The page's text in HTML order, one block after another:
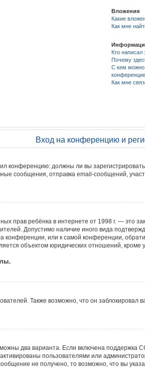
Вложения
Какие
Как мне
Кто
Почему
С кем можно
Как мне
Вход на конференцию и
конференцию: должны ли вы
сообщения, отправка email-сообщений,
прав ребёнка в интернете от 1998 г. —
Допустимо наличие иного вида
конференции, или к самой конференции,
объектом юридических отношений, кроме
.
Также возможно, что он
два варианта. Если включена поддержка
пользователями или
не получено, то возможно, что вы